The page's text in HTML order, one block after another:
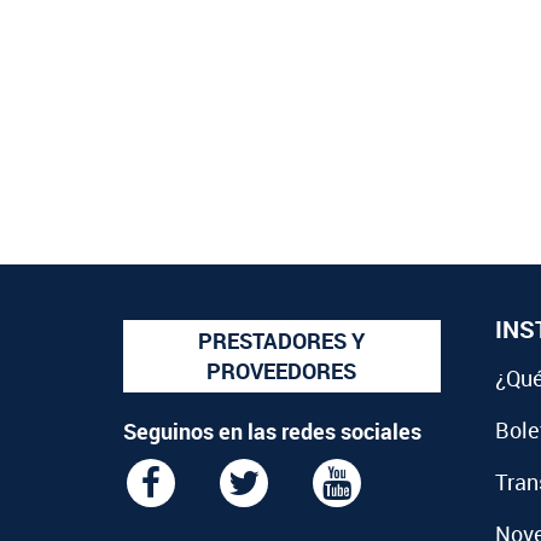
PRESTADORES Y
PROVEEDORES
Seguinos en las redes sociales